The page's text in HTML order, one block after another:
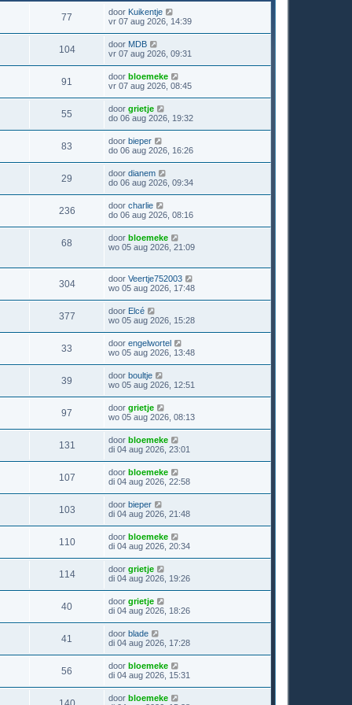
77 door Kuikentje
vr 07 aug 2026, 14:39
104 door MDB
vr 07 aug 2026, 09:31
91 doorbloemeke
vr 07 aug 2026, 08:45
55 doorgrietje
do 06 aug 2026, 19:32
83 doorbieper
do 06 aug 2026, 16:26
29 doordianem
do 06 aug 2026, 09:34
236 doorcharlie
do 06 aug 2026, 08:16
68 doorbloemeke
wo 05 aug 2026, 21:09
304 doorVeertje752003
wo 05 aug 2026, 17:48
377 door Elcé
wo 05 aug 2026, 15:28
33 doorengelwortel
wo 05 aug 2026, 13:48
39 doorboultje
wo 05 aug 2026, 12:51
97 doorgrietje
wo 05 aug 2026, 08:13
131 doorbloemeke
di 04 aug 2026, 23:01
107 doorbloemeke
di 04 aug 2026, 22:58
103 doorbieper
di 04 aug 2026, 21:48
110 doorbloemeke
di 04 aug 2026, 20:34
114 doorgrietje
di 04 aug 2026, 19:26
40 doorgrietje
di 04 aug 2026, 18:26
41 doorblade
di 04 aug 2026, 17:28
56 doorbloemeke
di 04 aug 2026, 15:31
doorbloemeke